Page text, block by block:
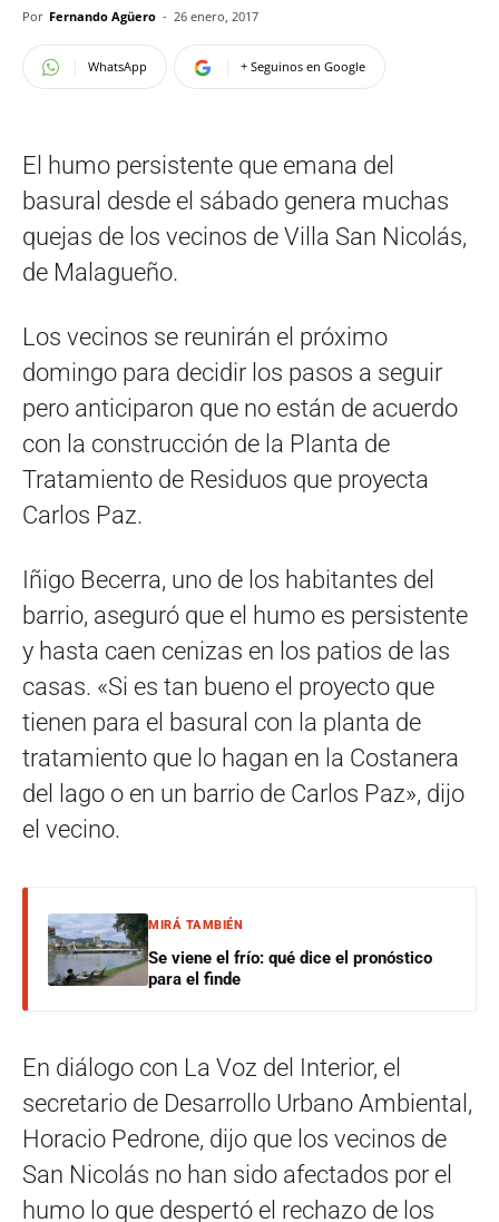
Por Fernando Agüero - 26 enero, 2017
WhatsApp + Seguinos en Google
El humo persistente que emana del
basural desde el sábado genera muchas
quejas de los vecinos de Villa San Nicolás,
de Malagueño.
Los vecinos se reunirán el próximo
domingo para decidir los pasos a seguir
pero anticiparon que no están de acuerdo
con la construcción de la Planta de
Tratamiento de Residuos que proyecta
Carlos Paz.
Iñigo Becerra, uno de los habitantes del
barrio, aseguró que el humo es persistente
y hasta caen cenizas en los patios de las
casas. «Si es tan bueno el proyecto que
tienen para el basural con la planta de
tratamiento que lo hagan en la Costanera
del lago o en un barrio de Carlos Paz», dijo
el vecino.
MIRÁ TAMBIÉN
Se viene el frío: qué dice el pronóstico
para el finde
En diálogo con La Voz del Interior, el
secretario de Desarrollo Urbano Ambiental,
Horacio Pedrone, dijo que los vecinos de
San Nicolás no han sido afectados por el
humo lo que despertó el rechazo de los